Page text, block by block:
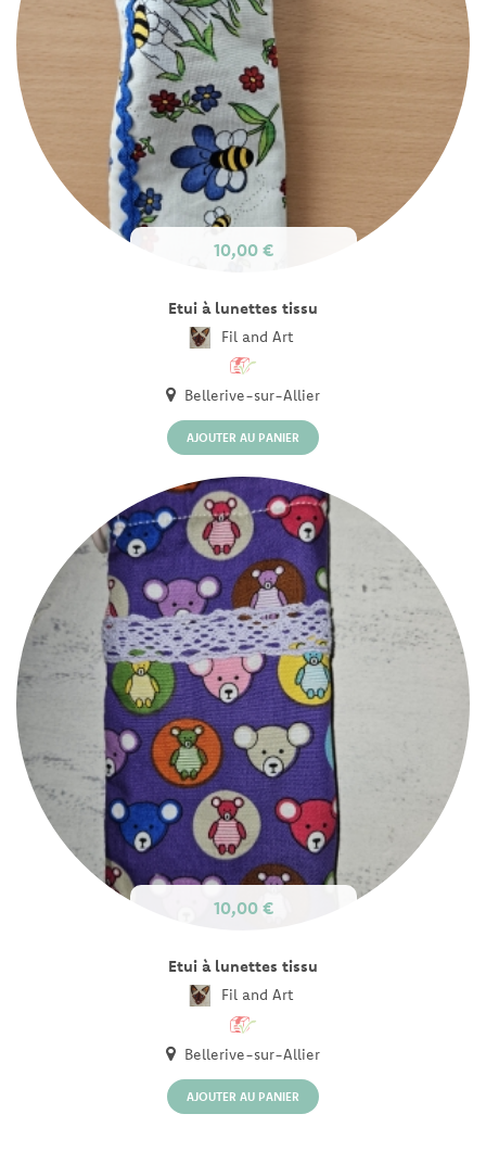
10,00 €
Etui à lunettes tissu
Fil and Art
Bellerive-sur-Allier
10,00 €
Etui à lunettes tissu
Fil and Art
Bellerive-sur-Allier